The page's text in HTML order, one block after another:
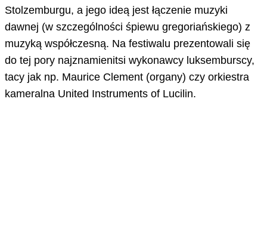
Stolzemburgu, a jego ideą jest łączenie muzyki
dawnej (w szczególności śpiewu gregoriańskiego) z
muzyką współczesną. Na festiwalu prezentowali się
do tej pory najznamienitsi wykonawcy luksemburscy,
tacy jak np. Maurice Clement (organy) czy orkiestra
kameralna United Instruments of Lucilin.